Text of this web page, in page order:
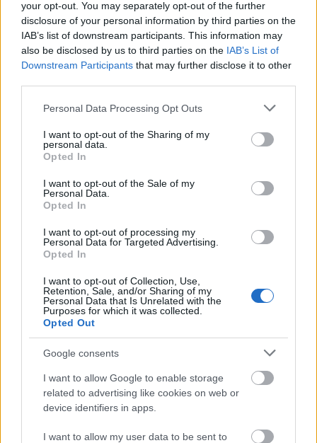
your opt-out. You may separately opt-out of the further
disclosure of your personal information by third parties on the
IAB’s list of downstream participants. This information may
also be disclosed by us to third parties on the IAB’s List of
Downstream Participants that may further disclose it to other
Please note that this website/app uses one or more Google
not limited to your visit or usage behaviour. You may click to
grant or deny consent to Google and its third-party tags to
use your data for below specified purposes in below Google
consent section.
Personal Data Processing Opt Outs
I want to opt-out of the Sharing of my
personal data.
Opted In
I want to opt-out of the Sale of my
Personal Data.
Opted In
I want to opt-out of processing my
Personal Data for Targeted Advertising.
Opted In
I want to opt-out of Collection, Use,
Retention, Sale, and/or Sharing of my
Personal Data that Is Unrelated with the
Purposes for which it was collected.
Opted Out
Google consents
I want to allow Google to enable storage
related to advertising like cookies on web or
device identifiers in apps.
I want to allow my user data to be sent to
GLAMOUR HOROSZKÓP
Napi horoszkóp: A Kos ne vállalja
túl magát, a Nyilas találja meg a
munka-magánélet egyensúlyt -
március 13.